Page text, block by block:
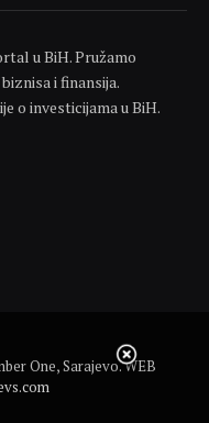
u BiH. Pružamo
i finansija.
o investicijama u BiH.
One, Sarajevo. WEB